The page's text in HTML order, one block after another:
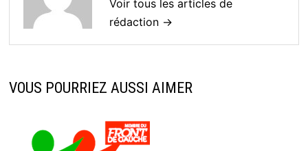
Voir tous les articles de
rédaction →
VOUS POURRIEZ AUSSI AIMER